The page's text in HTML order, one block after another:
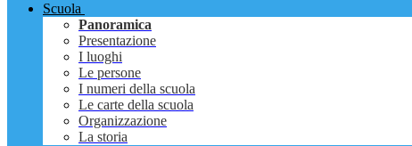
Scuola
Panoramica
Presentazione
I luoghi
Le persone
I numeri della scuola
Le carte della scuola
Organizzazione
La storia